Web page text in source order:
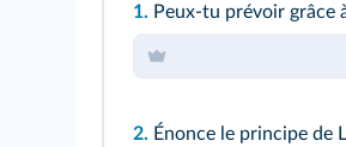
1. Peux-tu prévoir grâce
2. Énonce le principe